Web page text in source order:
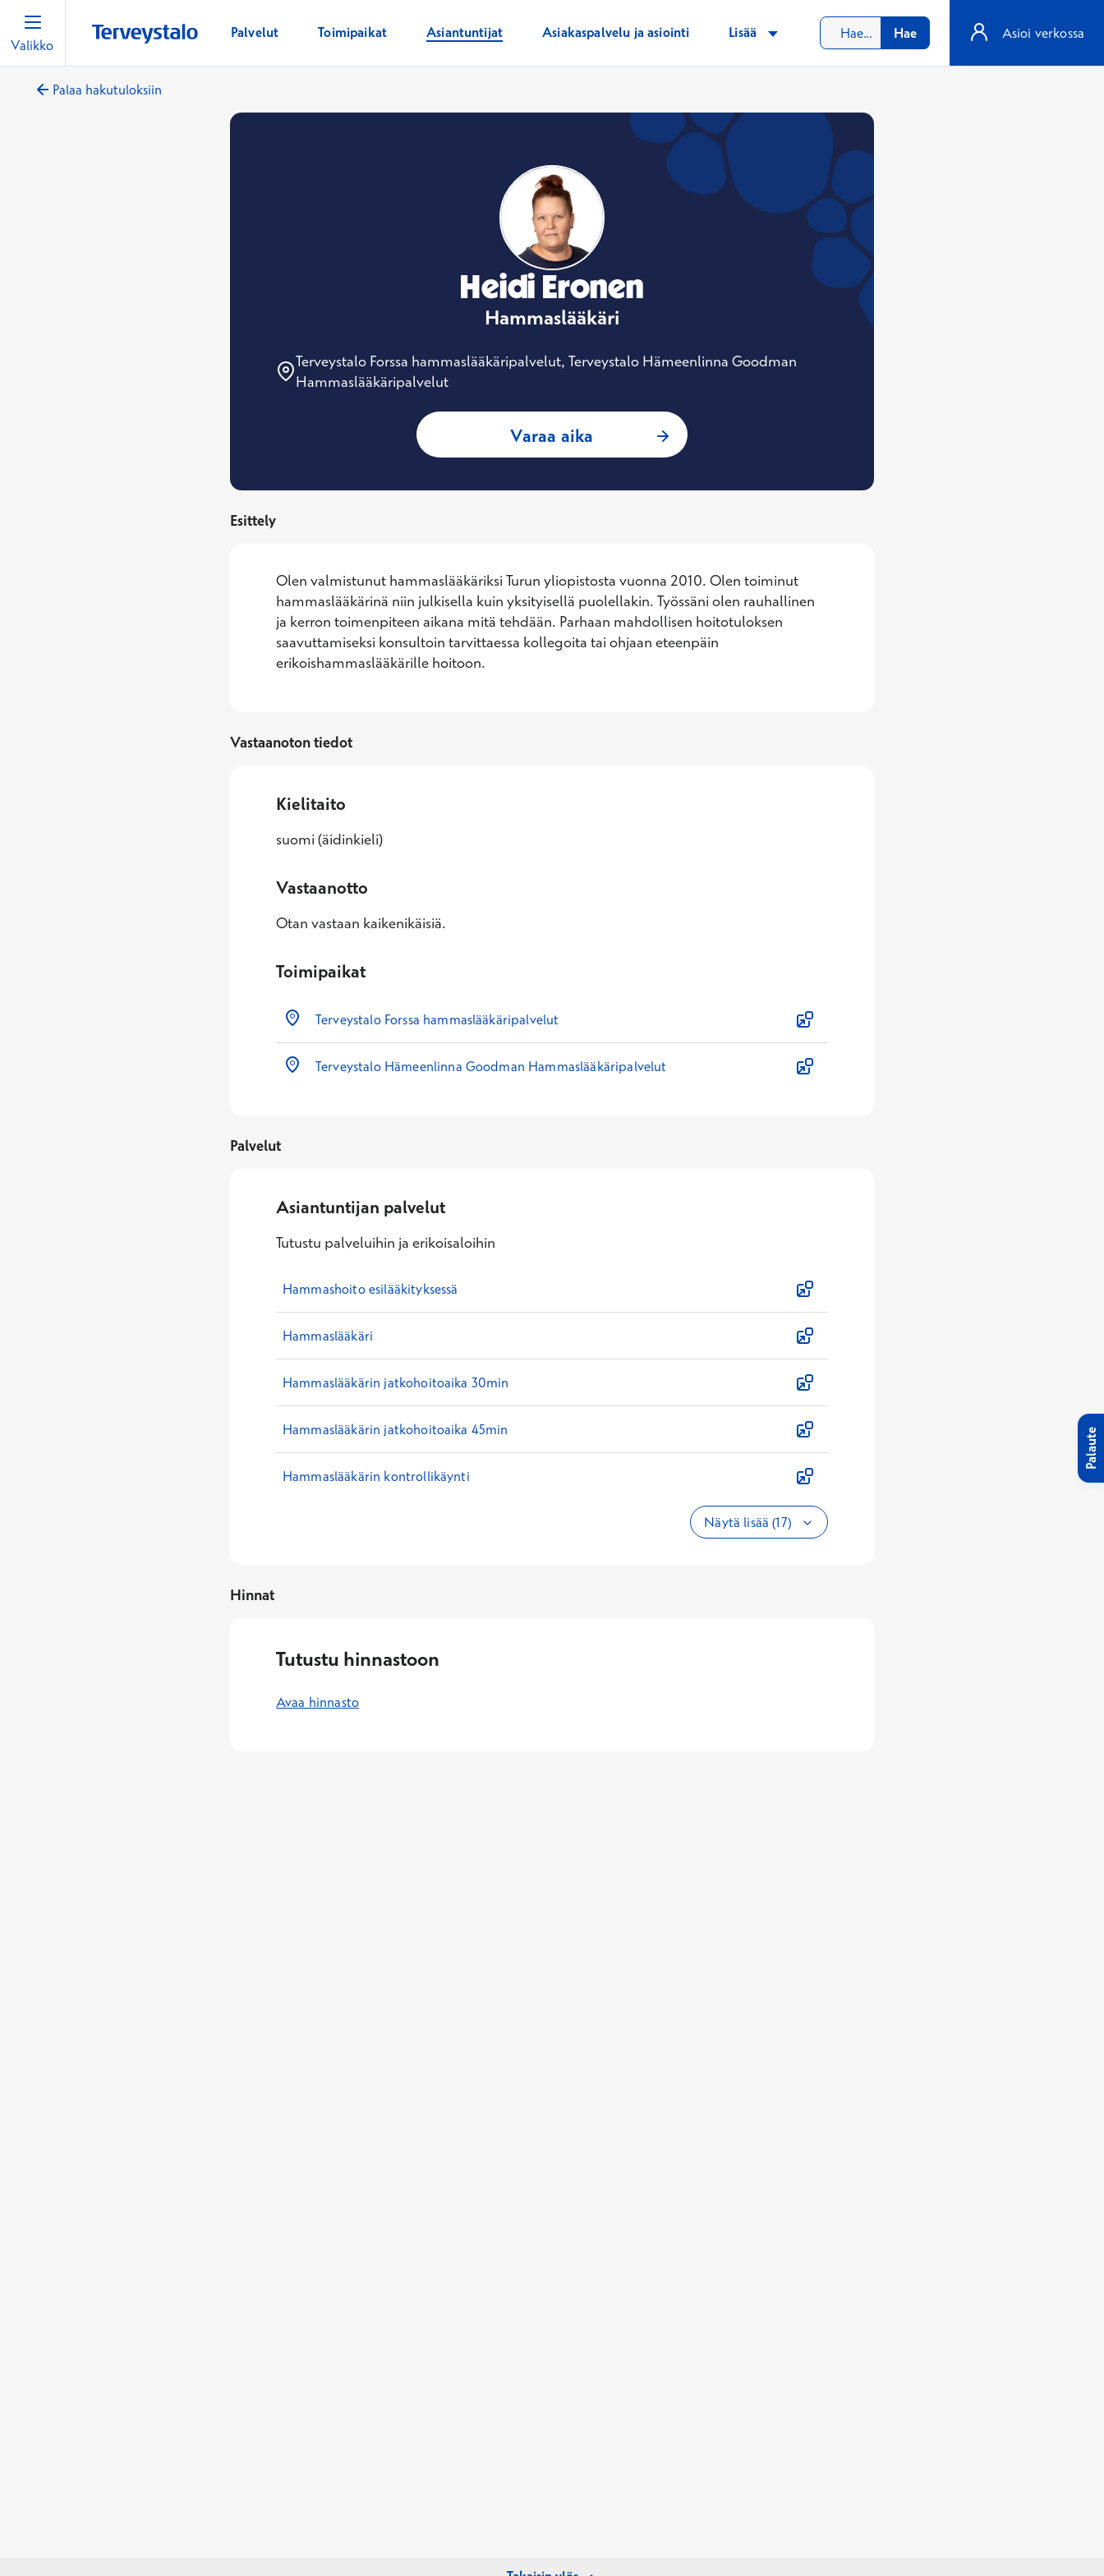
Valikko
Palvelut Toimipaikat Asiantuntijat Asiakaspalvelu ja asiointi Lisää Hae Asioi verkossa
Palaa hakutuloksiin
Heidi Eronen
Hammaslääkäri
Terveystalo Forssa hammaslääkäripalvelut, Terveystalo Hämeenlinna Goodman
Hammaslääkäripalvelut
Varaa aika : Heidi Eronen, Hammaslääkäri
Esittely
Olen valmistunut hammaslääkäriksi Turun yliopistosta vuonna 2010. Olen toiminut
hammaslääkärinä niin julkisella kuin yksityisellä puolellakin. Työssäni olen rauhallinen
ja kerron toimenpiteen aikana mitä tehdään. Parhaan mahdollisen hoitotuloksen
saavuttamiseksi konsultoin tarvittaessa kollegoita tai ohjaan eteenpäin
erikoishammaslääkärille hoitoon.
Vastaanoton tiedot
Kielitaito
suomi (äidinkieli)
Vastaanotto
Otan vastaan kaikenikäisiä.
Toimipaikat
Terveystalo Forssa hammaslääkäripalvelut
Terveystalo Hämeenlinna Goodman Hammaslääkäripalvelut
Palvelut
Asiantuntijan palvelut
Tutustu palveluihin ja erikoisaloihin
Hammashoito esilääkityksessä
Hammaslääkäri
Hammaslääkärin jatkohoitoaika 30min
Hammaslääkärin jatkohoitoaika 45min
Hammaslääkärin kontrollikäynti
Näytä lisää (17)
Hinnat
Tutustu hinnastoon
Avaa hinnasto
Palaute